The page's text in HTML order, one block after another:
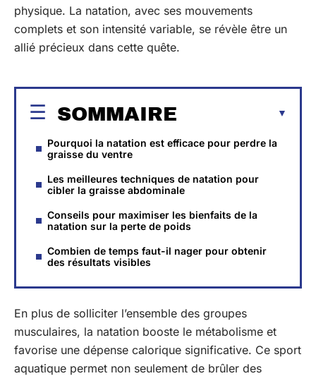
physique. La natation, avec ses mouvements
complets et son intensité variable, se révèle être un
allié précieux dans cette quête.
SOMMAIRE
Pourquoi la natation est efficace pour perdre la
graisse du ventre
Les meilleures techniques de natation pour
cibler la graisse abdominale
Conseils pour maximiser les bienfaits de la
natation sur la perte de poids
Combien de temps faut-il nager pour obtenir
des résultats visibles
En plus de solliciter l’ensemble des groupes
musculaires, la natation booste le métabolisme et
favorise une dépense calorique significative. Ce sport
aquatique permet non seulement de brûler des